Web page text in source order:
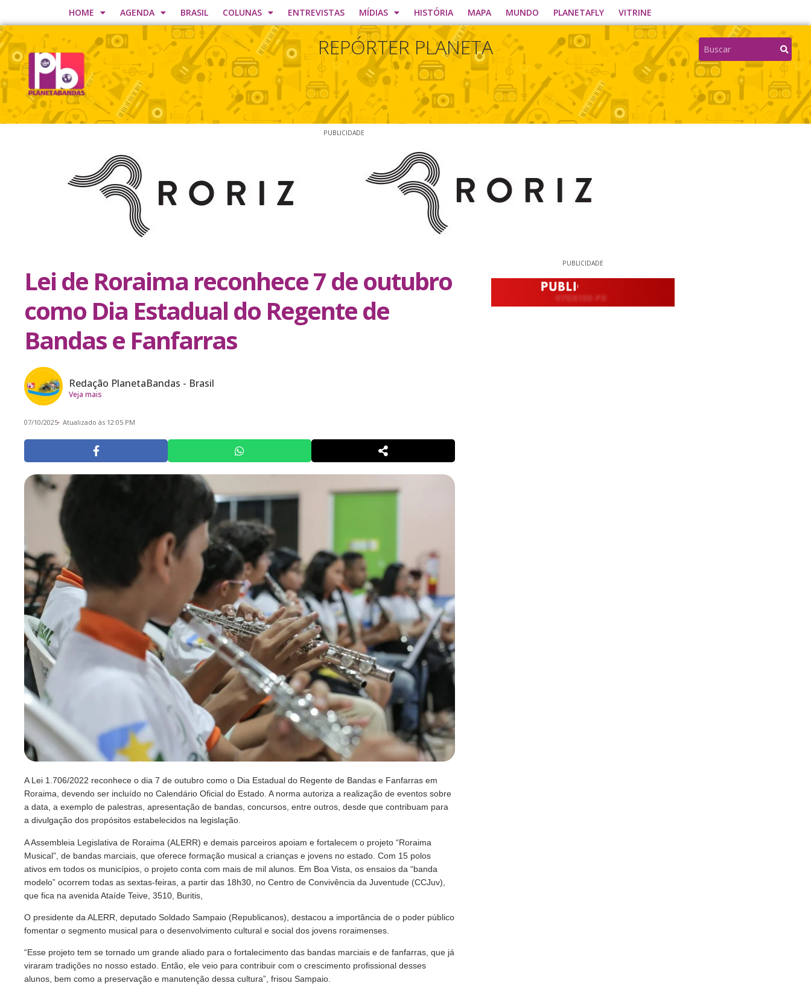
HOME AGENDA BRASIL COLUNAS ENTREVISTAS MÍDIAS HISTÓRIA MAPA MUNDO PLANETAFLY VITRINE
REPÓRTER PLANETA
PUBLICIDADE
Lei de Roraima reconhece 7 de outubro
como Dia Estadual do Regente de
Bandas e Fanfarras
Redação PlanetaBandas - Brasil
Veja mais
07/10/2025 Atualizado às 12:05 PM
A Lei 1.706/2022 reconhece o dia 7 de outubro como o Dia Estadual do Regente de Bandas e Fanfarras em
Roraima, devendo ser incluído no Calendário Oficial do Estado. A norma autoriza a realização de eventos sobre
a data, a exemplo de palestras, apresentação de bandas, concursos, entre outros, desde que contribuam para
a divulgação dos propósitos estabelecidos na legislação.
A Assembleia Legislativa de Roraima (ALERR) e demais parceiros apoiam e fortalecem o projeto “Roraima
Musical”, de bandas marciais, que oferece formação musical a crianças e jovens no estado. Com 15 polos
ativos em todos os municípios, o projeto conta com mais de mil alunos. Em Boa Vista, os ensaios da “banda
modelo” ocorrem todas as sextas-feiras, a partir das 18h30, no Centro de Convivência da Juventude (CCJuv),
que fica na avenida Ataíde Teive, 3510, Buritis,
O presidente da ALERR, deputado Soldado Sampaio (Republicanos), destacou a importância de o poder público
fomentar o segmento musical para o desenvolvimento cultural e social dos jovens roraimenses.
“Esse projeto tem se tornado um grande aliado para o fortalecimento das bandas marciais e de fanfarras, que já
viraram tradições no nosso estado. Então, ele veio para contribuir com o crescimento profissional desses
alunos, bem como a preservação e manutenção dessa cultura”, frisou Sampaio.
PUBLICIDADE